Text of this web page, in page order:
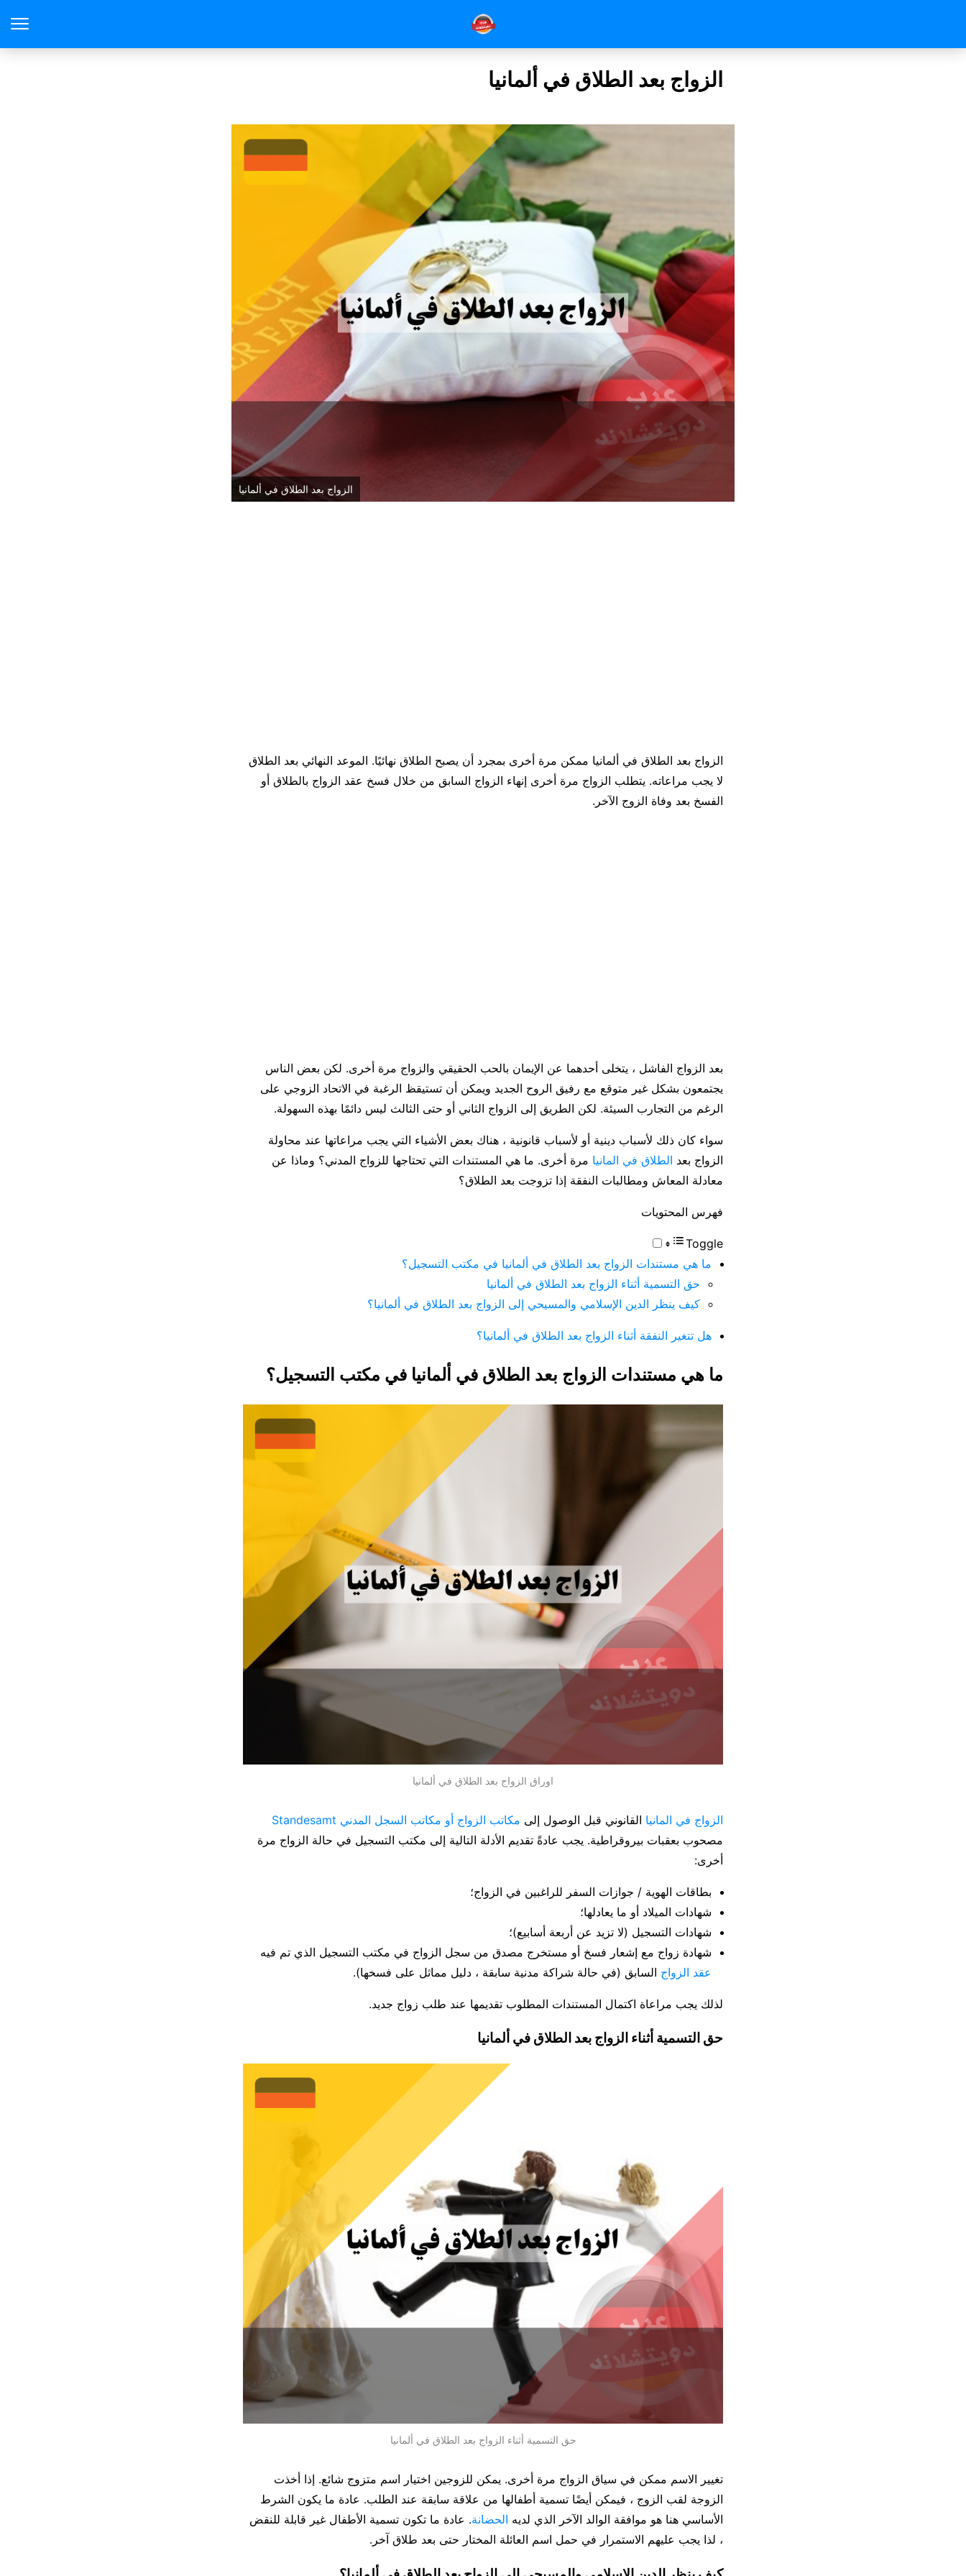
الزواج بعد الطلاق في ألمانيا
الزواج بعد الطلاق في ألمانيا
الزواج بعد الطلاق في ألمانيا ممكن مرة أخرى بمجرد أن يصبح الطلاق نهائيًا. الموعد النهائي بعد الطلاق
لا يجب مراعاته. يتطلب الزواج مرة أخرى إنهاء الزواج السابق من خلال فسخ عقد الزواج بالطلاق أو
الفسخ بعد وفاة الزوج الآخر.
بعد الزواج الفاشل ، يتخلى أحدهما عن الإيمان بالحب الحقيقي والزواج مرة أخرى. لكن بعض الناس
يجتمعون بشكل غير متوقع مع رفيق الروح الجديد ويمكن أن تستيقظ الرغبة في الاتحاد الزوجي على
الرغم من التجارب السيئة. لكن الطريق إلى الزواج الثاني أو حتى الثالث ليس دائمًا بهذه السهولة.
سواء كان ذلك لأسباب دينية أو لأسباب قانونية ، هناك بعض الأشياء التي يجب مراعاتها عند محاولة
الزواج بعد الطلاق في المانيا مرة أخرى. ما هي المستندات التي تحتاجها للزواج المدني؟ وماذا عن
معادلة المعاش ومطالبات النفقة إذا تزوجت بعد الطلاق؟
فهرس المحتويات
Toggle
ما هي مستندات الزواج بعد الطلاق في ألمانيا في مكتب التسجيل؟
حق التسمية أثناء الزواج بعد الطلاق في ألمانيا
كيف ينظر الدين الإسلامي والمسيحي إلى الزواج بعد الطلاق في ألمانيا؟
هل تتغير النفقة أثناء الزواج بعد الطلاق في ألمانيا؟
ما هي مستندات الزواج بعد الطلاق في ألمانيا في مكتب التسجيل؟
اوراق الزواج بعد الطلاق في ألمانيا
الزواج في المانيا القانوني قبل الوصول إلى مكاتب الزواج أو مكاتب السجل المدني Standesamt
مصحوب بعقبات بيروقراطية. يجب عادةً تقديم الأدلة التالية إلى مكتب التسجيل في حالة الزواج مرة
أخرى:
بطاقات الهوية / جوازات السفر للراغبين في الزواج؛
شهادات الميلاد أو ما يعادلها؛
شهادات التسجيل (لا تزيد عن أربعة أسابيع)؛
شهادة زواج مع إشعار فسخ أو مستخرج مصدق من سجل الزواج في مكتب التسجيل الذي تم فيه
عقد الزواج السابق (في حالة شراكة مدنية سابقة ، دليل مماثل على فسخها).
لذلك يجب مراعاة اكتمال المستندات المطلوب تقديمها عند طلب زواج جديد.
حق التسمية أثناء الزواج بعد الطلاق في ألمانيا
حق التسمية أثناء الزواج بعد الطلاق في ألمانيا
تغيير الاسم ممكن في سياق الزواج مرة أخرى. يمكن للزوجين اختيار اسم متزوج شائع. إذا أخذت
الزوجة لقب الزوج ، فيمكن أيضًا تسمية أطفالها من علاقة سابقة عند الطلب. عادة ما يكون الشرط
الأساسي هنا هو موافقة الوالد الآخر الذي لديه الحضانة. عادة ما تكون تسمية الأطفال غير قابلة للنقض
، لذا يجب عليهم الاستمرار في حمل اسم العائلة المختار حتى بعد طلاق آخر.